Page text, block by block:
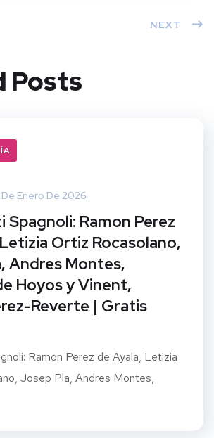
NEXT
Posts
Enero De 2026
Spagnoli: Ramon Perez
Ortiz Rocasolano,
Andres Montes,
Hoyos y Vinent,
Reverte | Gratis
Ramon Perez de Ayala, Letizia
Josep Pla, Andres Montes,